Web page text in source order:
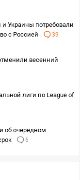
Украины потребовали
с Россией
39
весенний
лиги по League of
об очередном
6